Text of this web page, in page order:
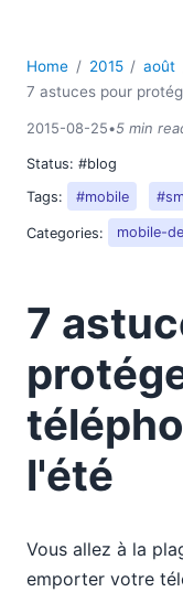
Home 2015
août
7 astuces pour
2015-08-25•5 min
Status: #blog
Tags:
#mobile
Categories: mobile-
7
l'été
Vous allez à la
emporter votre